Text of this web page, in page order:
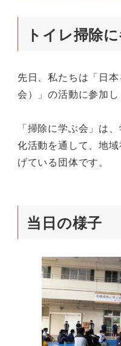
トイレ掃除
先日、私たちは「日
会）」の活動に参加し
「掃除に学ぶ会」は
化活動を通して、地
げている団体です。
当日の様子